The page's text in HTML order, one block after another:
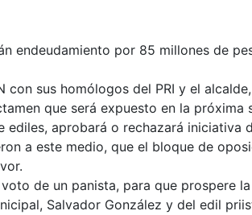
endeudamiento por 85 millones de
sus homólogos del PRI y el
que será expuesto en la próxima
ediles, aprobará o rechazará
a este medio, que el bloque de
de un panista, para que prospere
Salvador González y del edil